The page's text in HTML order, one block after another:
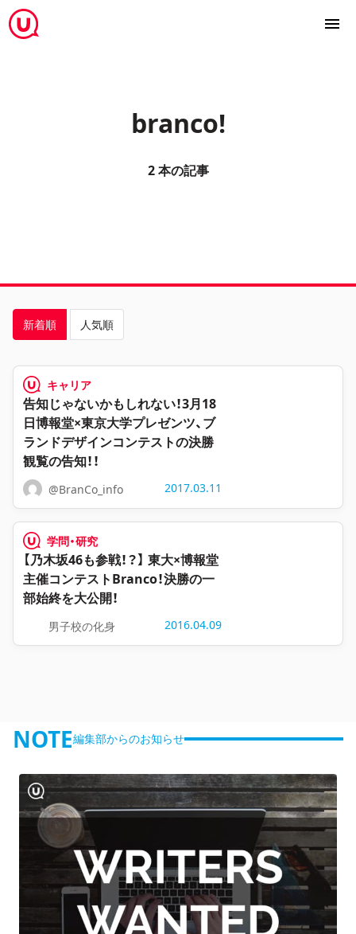
branco!
2 本の記事
新着順 人気順
キャリア
告知じゃないかもしれない！3月18
日博報堂×東京大学プレゼンツ、ブ
ランドデザインコンテストの決勝
観覧の告知！！
@BranCo_info 2017.03.11
学問・研究
【乃木坂46も参戦！？】 東大×博報堂
主催コンテストBranco！決勝の一
部始終を大公開！
男子校の化身 2016.04.09
NOTE編集部からのお知らせ